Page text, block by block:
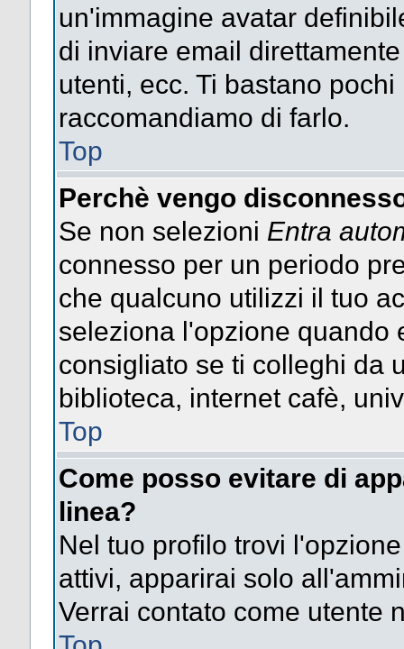
un'immagine avatar
di inviare email
utenti, ecc. Ti bastano
raccomandiamo di farlo.
Top
Perchè vengo
Se non selezioni Entra
connesso per un periodo
che qualcuno utilizzi il tuo
seleziona l'opzione quando
consigliato se ti colleghi da
biblioteca, internet cafè,
Top
Come posso evitare di
linea?
Nel tuo profilo trovi
attivi, apparirai solo
Verrai contato come utente